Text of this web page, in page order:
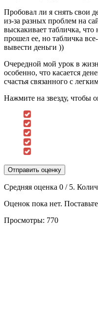
Пробовал ли я снять свои
из-за разных проблем на
выскакивает табличка,
прошел ее, но табличка
вывести деньги ))
Очередной мой урок в
особенно, что касается
счастья связанного с
Нажмите на звезду, чтобы
Отправить оценку
Средняя оценка 0 / 5.
Оценок пока нет.
Просмотры: 770